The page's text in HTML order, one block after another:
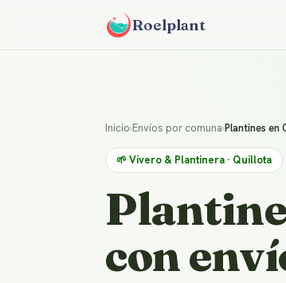
Roelplant
Inicio›Envíos por comuna›Plantines en
🌱 Vivero & Plantinera · Quillota
con